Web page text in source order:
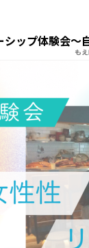
シップ体験会〜
も